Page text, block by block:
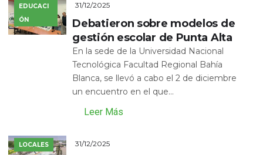
EDUCACI
ÓN
31/12/2025
Debatieron sobre modelos de
gestión escolar de Punta Alta
En la sede de la Universidad Nacional
Tecnológica Facultad Regional Bahía
Blanca, se llevó a cabo el 2 de diciembre
un encuentro en el que...
Leer Más
LOCALES 31/12/2025